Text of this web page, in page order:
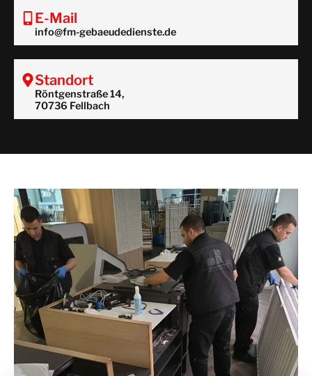
E-Mail
info@fm-gebaeudedienste.de
Standort
Röntgenstraße 14,
70736 Fellbach